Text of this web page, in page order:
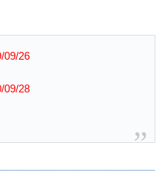
09/26
09/28